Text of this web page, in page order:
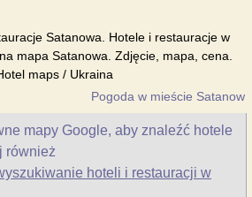
Satanowa. Hotele i restauracje w
mapa Satanowa. Zdjęcie, mapa, cena.
maps / Ukraina
Pogoda w mieście Satanow
mapy Google, aby znaleźć hotele
również
hoteli i restauracji w